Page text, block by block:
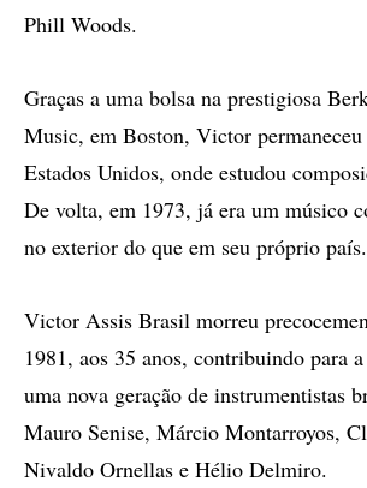
Phill Woods.
Graças a uma bolsa na prestigiosa
Music, em Boston, Victor
Estados Unidos, onde estudou
De volta, em 1973, já era um músico
no exterior do que em seu próprio país.
Victor Assis Brasil morreu
1981, aos 35 anos, contribuindo para
uma nova geração de instrumentistas
Mauro Senise, Márcio Montarroyos,
Nivaldo Ornellas e Hélio Delmiro.